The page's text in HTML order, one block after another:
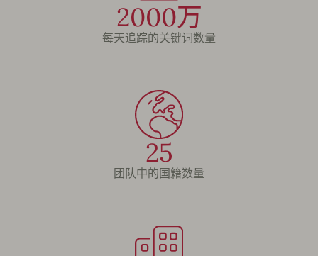
2000万
每天追踪的关键词数量
25
团队中的国籍数量